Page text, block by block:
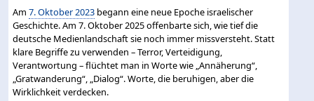
Am7. Oktober 2023 begann eine neue Epoche israelischer
Geschichte. Am 7. Oktober 2025 offenbarte sich, wie tief die
deutsche Medienlandschaft sie noch immer missversteht. Statt
klare Begriffe zu verwenden – Terror, Verteidigung,
Verantwortung – flüchtet man in Worte wie „Annäherung“,
„Gratwanderung“, „Dialog“. Worte, die beruhigen, aber die
Wirklichkeit verdecken.